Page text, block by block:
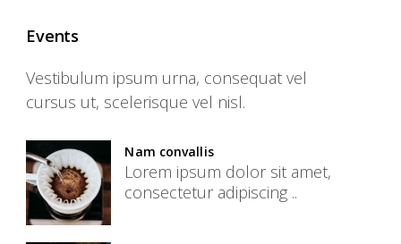
Events
Vestibulum ipsum urna, consequat vel
cursus ut, scelerisque vel nisl.
Nam convallis
Lorem ipsum dolor sit amet,
consectetur adipiscing ..